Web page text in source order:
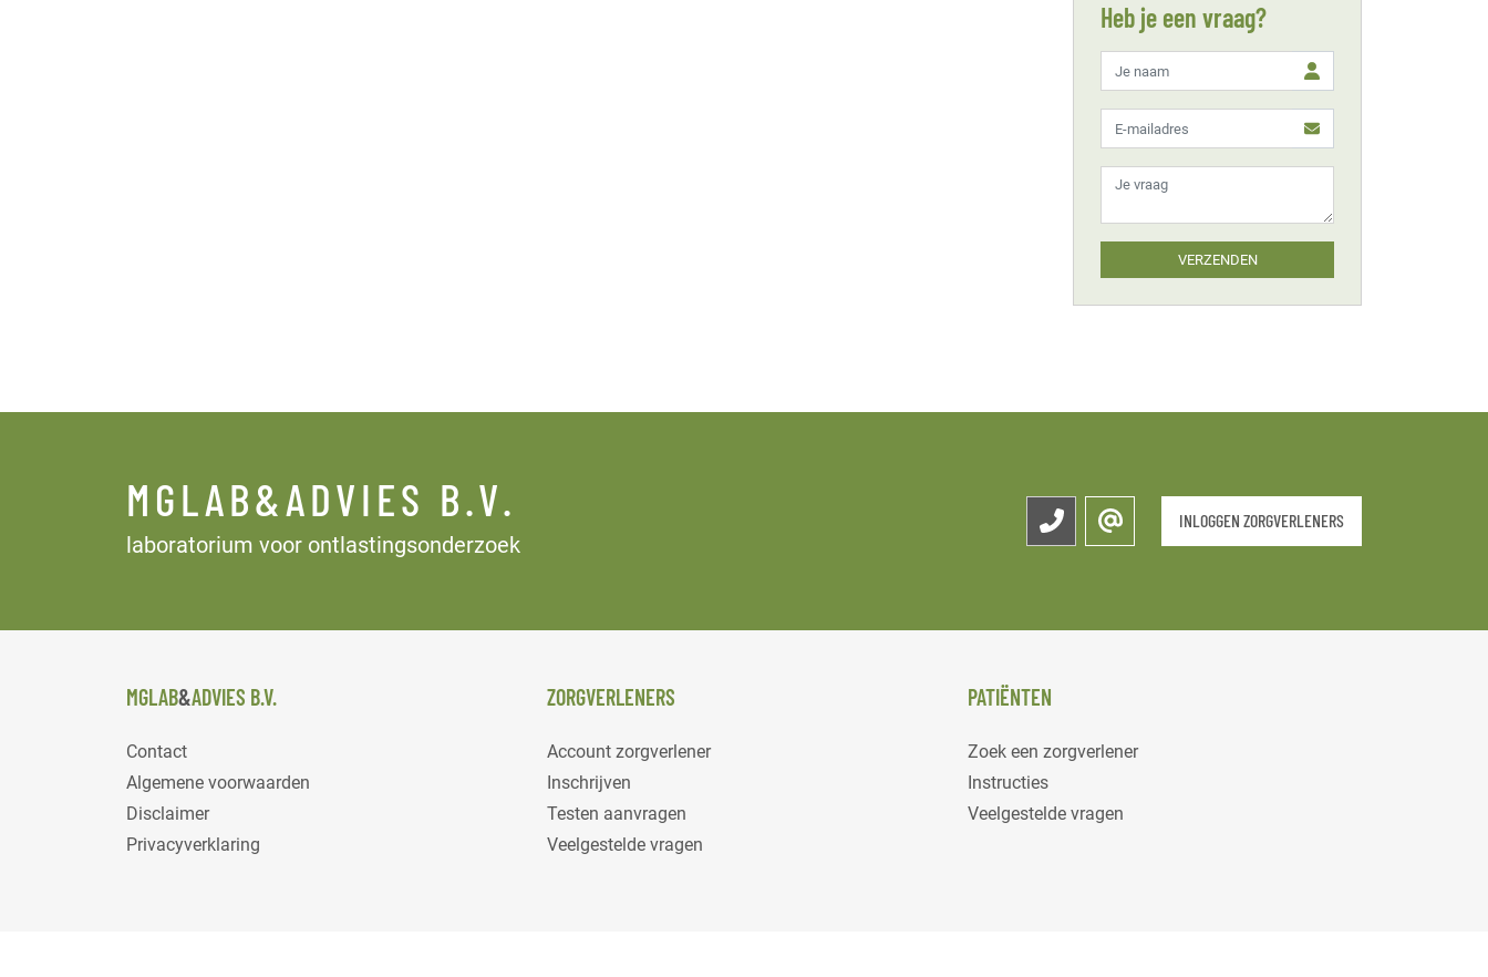
Heb je een vraag?
VERZENDEN
MGLAB&ADVIES B.V.
laboratorium voor ontlastingsonderzoek
INLOGGEN ZORGVERLENERS
MGLAB&ADVIES B.V.
Contact
Algemene voorwaarden
Disclaimer
Privacyverklaring
ZORGVERLENERS
Account zorgverlener
Inschrijven
Testen aanvragen
Veelgestelde vragen
PATIËNTEN
Zoek een zorgverlener
Instructies
Veelgestelde vragen